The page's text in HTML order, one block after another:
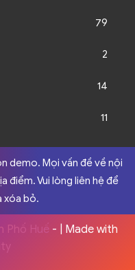
79
2
14
11
demo. Mọi vấn đề về nội
điểm. Vui lòng liên hệ để
xóa bỏ.
Phố Huế- | Made with